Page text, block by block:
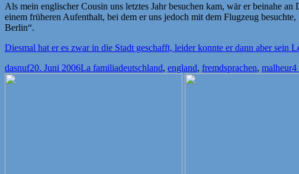
Als mein englischer Cousin uns letztes Jahr besuchen kam, wär er beinahe
einem früheren Aufenthalt, bei dem er uns jedoch mit dem Flugzeug
Berlin“.
Diesmal hat er es zwar in die Stadt geschafft, leider konnte er dann aber sein
Autor
dasnufVeröffentlicht
20. Juni 2006Kategorien
La familiaSchlagwörter
deutschland, england, fremdsprachen, malheur4